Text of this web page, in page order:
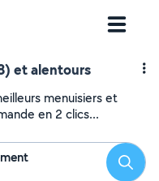
et alentours
menuisiers et
en 2 clics...